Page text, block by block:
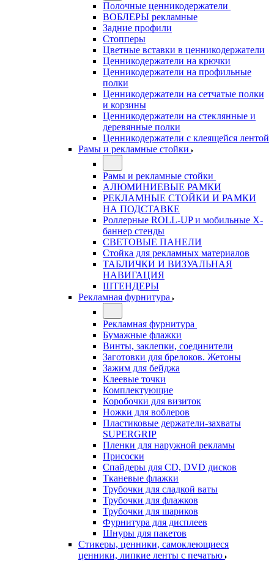
Полочные ценникодержатели
ВОБЛЕРЫ рекламные
Задние профили
Стопперы
Цветные вставки в ценникодержатели
Ценникодержатели на крючки
Ценникодержатели на профильные
полки
Ценникодержатели на сетчатые полки
и корзины
Ценникодержатели на стеклянные и
деревянные полки
Ценникодержатели с клеящейся лентой
Рамы и рекламные стойки
Рамы и рекламные стойки
АЛЮМИНИЕВЫЕ РАМКИ
РЕКЛАМНЫЕ СТОЙКИ И РАМКИ
НА ПОДСТАВКЕ
Роллерные ROLL-UP и мобильные X-
баннер стенды
СВЕТОВЫЕ ПАНЕЛИ
Стойка для рекламных материалов
ТАБЛИЧКИ И ВИЗУАЛЬНАЯ
НАВИГАЦИЯ
ШТЕНДЕРЫ
Рекламная фурнитура
Рекламная фурнитура
Бумажные флажки
Винты, заклепки, соединители
Заготовки для брелоков. Жетоны
Зажим для бейджа
Клеевые точки
Комплектующие
Коробочки для визиток
Ножки для воблеров
Пластиковые держатели-захваты
SUPERGRIP
Пленки для наружной рекламы
Присоски
Спайдеры для CD, DVD дисков
Тканевые флажки
Трубочки для сладкой ваты
Трубочки для флажков
Трубочки для шариков
Фурнитура для дисплеев
Шнуры для пакетов
Стикеры, ценники, самоклеющиеся
ценники, липкие ленты с печатью